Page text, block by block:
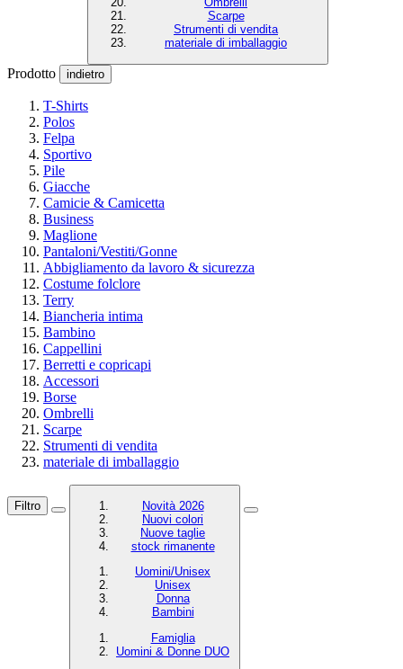
Scarpe
Strumenti di vendita
materiale di imballaggio
Prodotto indietro
T-Shirts
Polos
Felpa
Sportivo
Pile
Giacche
Camicie & Camicetta
Business
Maglione
Pantaloni/Vestiti/Gonne
Abbigliamento da lavoro & sicurezza
Costume folclore
Terry
Biancheria intima
Bambino
Cappellini
Berretti e copricapi
Accessori
Borse
Ombrelli
Scarpe
Strumenti di vendita
materiale di imballaggio
Filtro
Novità 2026
Nuovi colori
Nuove taglie
stock rimanente
Uomini/Unisex
Unisex
Donna
Bambini
Famiglia
Uomini & Donne DUO